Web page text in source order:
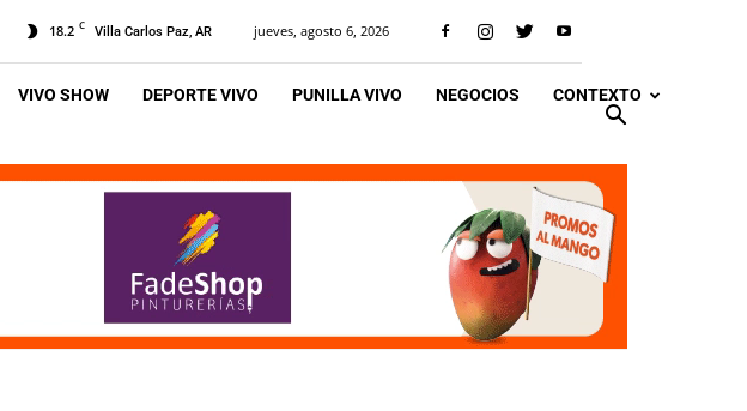
18.2 C Villa Carlos Paz, AR jueves, agosto 6, 2026
VIVO SHOW DEPORTE VIVO PUNILLA VIVO NEGOCIOS CONTEXTO